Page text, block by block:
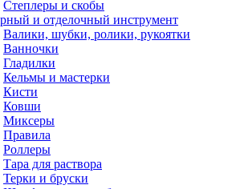
Степлеры и скобы
и отделочный инструмент
Валики, шубки, ролики, рукоятки
Ванночки
Гладилки
Кельмы и мастерки
Кисти
Ковши
Миксеры
Правила
Роллеры
Тара для раствора
Терки и бруски